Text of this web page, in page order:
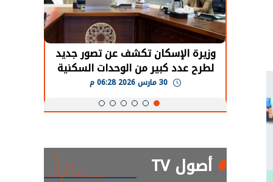
وزيرة الإسكان تكشف عن تصور جديد
لطرح عدد كبير من الوحدات السكنية
بنظام الإيجار
أصول TV